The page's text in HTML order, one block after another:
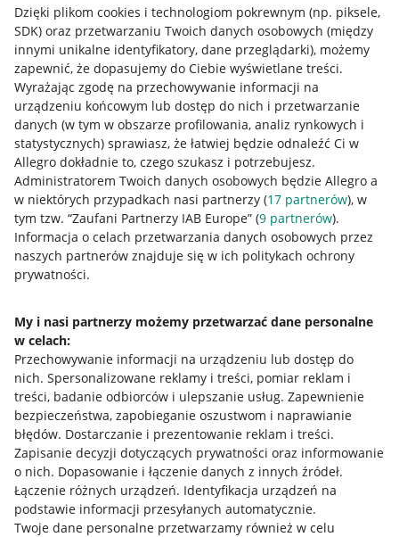
Dzięki plikom cookies i technologiom pokrewnym (np. piksele,
SDK) oraz przetwarzaniu Twoich danych osobowych (między
innymi unikalne identyfikatory, dane przeglądarki), możemy
zapewnić, że dopasujemy do Ciebie wyświetlane treści.
Wyrażając zgodę na przechowywanie informacji na
urządzeniu końcowym lub dostęp do nich i przetwarzanie
danych (w tym w obszarze profilowania, analiz rynkowych i
statystycznych) sprawiasz, że łatwiej będzie odnaleźć Ci w
Allegro dokładnie to, czego szukasz i potrzebujesz.
Administratorem Twoich danych osobowych będzie Allegro a
w niektórych przypadkach nasi partnerzy (17 partnerów), w
tym tzw. “Zaufani Partnerzy IAB Europe” (9 partnerów).
Informacja o celach przetwarzania danych osobowych przez
naszych partnerów znajduje się w ich politykach ochrony
prywatności.
My i nasi partnerzy możemy przetwarzać dane personalne
w celach:
Przechowywanie informacji na urządzeniu lub dostęp do
nich. Spersonalizowane reklamy i treści, pomiar reklam i
treści, badanie odbiorców i ulepszanie usług. Zapewnienie
bezpieczeństwa, zapobieganie oszustwom i naprawianie
błędów. Dostarczanie i prezentowanie reklam i treści.
Zapisanie decyzji dotyczących prywatności oraz informowanie
o nich. Dopasowanie i łączenie danych z innych źródeł.
Łączenie różnych urządzeń. Identyfikacja urządzeń na
podstawie informacji przesyłanych automatycznie.
Twoje dane personalne przetwarzamy również w celu
Przydatne informacje
Jak to działa
Allegro Gadane dla sprzedających
Allegro Gadane dla kupujących
Mapa miejscowości
Informacje prawne
Regulamin
Polityka plików "cookies"